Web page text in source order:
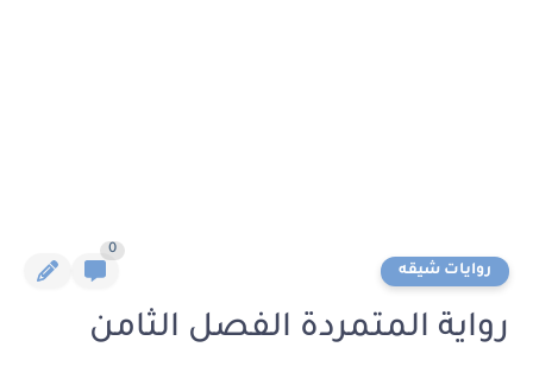
روايات شيقه
0
رواية المتمردة الفصل الثامن